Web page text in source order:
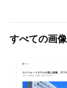
すべての画像